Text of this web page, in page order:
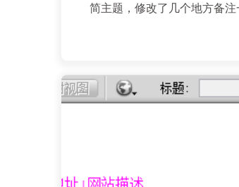
简主题，修改了几个地方备注
码：2，网站底部会显示名称